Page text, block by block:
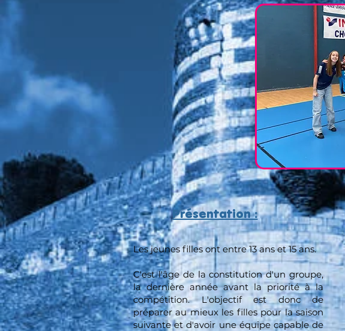
Présentation :
Les jeunes filles ont entre 13 ans et 15 ans.
C'est l'âge de la constitution d'un groupe,
la dernière année avant la priorité à la
compétition. L'objectif est donc de
préparer au mieux les filles pour la saison
suivante et d'avoir une équipe capable de